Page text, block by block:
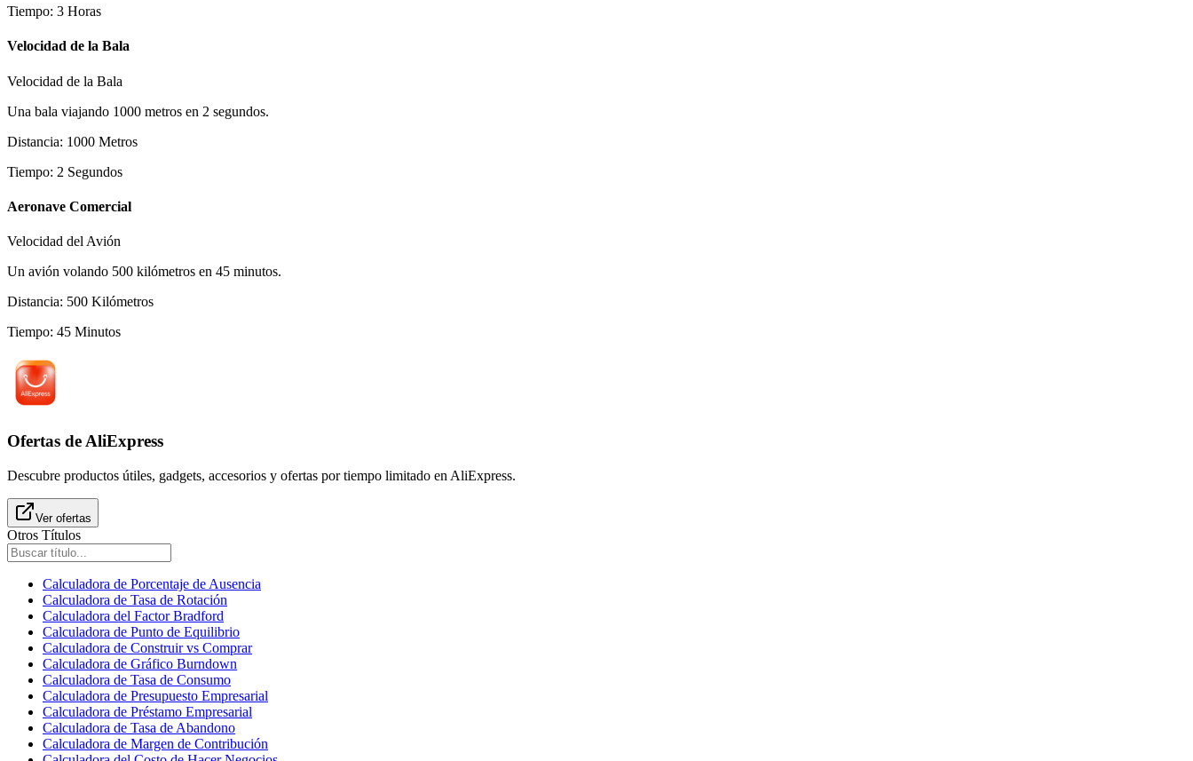
Tiempo: 3 Horas
Velocidad de la Bala
Velocidad de la Bala
Una bala viajando 1000 metros en 2 segundos.
Distancia: 1000 Metros
Tiempo: 2 Segundos
Aeronave Comercial
Velocidad del Avión
Un avión volando 500 kilómetros en 45 minutos.
Distancia: 500 Kilómetros
Tiempo: 45 Minutos
Ofertas de AliExpress
Descubre productos útiles, gadgets, accesorios y ofertas por tiempo limitado en AliExpress.
Ver ofertas
Otros Títulos
Calculadora de Porcentaje de Ausencia
Calculadora de Tasa de Rotación
Calculadora del Factor Bradford
Calculadora de Punto de Equilibrio
Calculadora de Construir vs Comprar
Calculadora de Gráfico Burndown
Calculadora de Tasa de Consumo
Calculadora de Presupuesto Empresarial
Calculadora de Préstamo Empresarial
Calculadora de Tasa de Abandono
Calculadora de Margen de Contribución